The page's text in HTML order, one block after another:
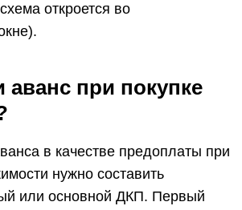
откроется во
аванс при покупке
в качестве предоплаты при
нужно составить
или основной ДКП. Первый